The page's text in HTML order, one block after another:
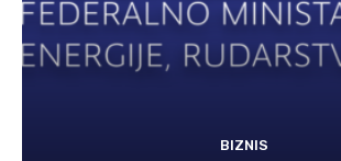
BIZNIS